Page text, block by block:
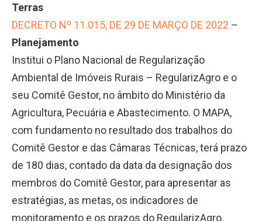
Terras
DECRETO Nº 11.015, DE 29 DE MARÇO DE 2022 –
Planejamento
Institui o Plano Nacional de Regularização
Ambiental de Imóveis Rurais – RegularizAgro e o
seu Comitê Gestor, no âmbito do Ministério da
Agricultura, Pecuária e Abastecimento. O MAPA,
com fundamento no resultado dos trabalhos do
Comitê Gestor e das Câmaras Técnicas, terá prazo
de 180 dias, contado da data da designação dos
membros do Comitê Gestor, para apresentar as
estratégias, as metas, os indicadores de
monitoramento e os prazos do RegularizAgro.